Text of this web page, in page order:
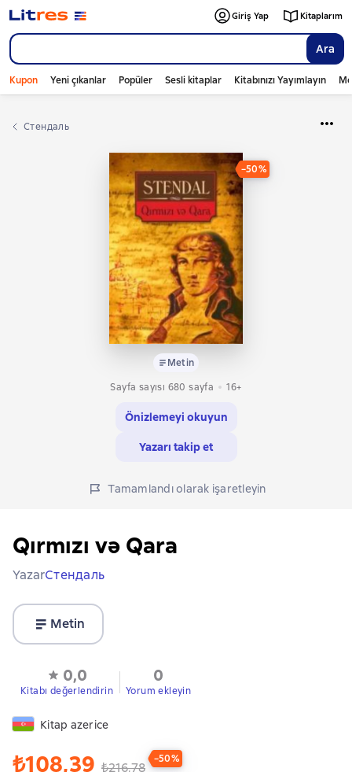
Ara
Giriş Yap Kitaplarım
Kupon Yeni çıkanlar Popüler Sesli kitaplar Kitabınızı Yayımlayın
Стендаль
−50%
Metin
Sayfa sayısı 680 sayfa
16+
Önizlemeyi okuyun
Yazarı takip et
Tamamlandı olarak işaretleyin
Qırmızı və Qara
YazarСтендаль
Metin
0,0
Kitabı değerlendirin
0
Yorum ekleyin
Kitap azerice
₺108,39 ₺216,78
−50%